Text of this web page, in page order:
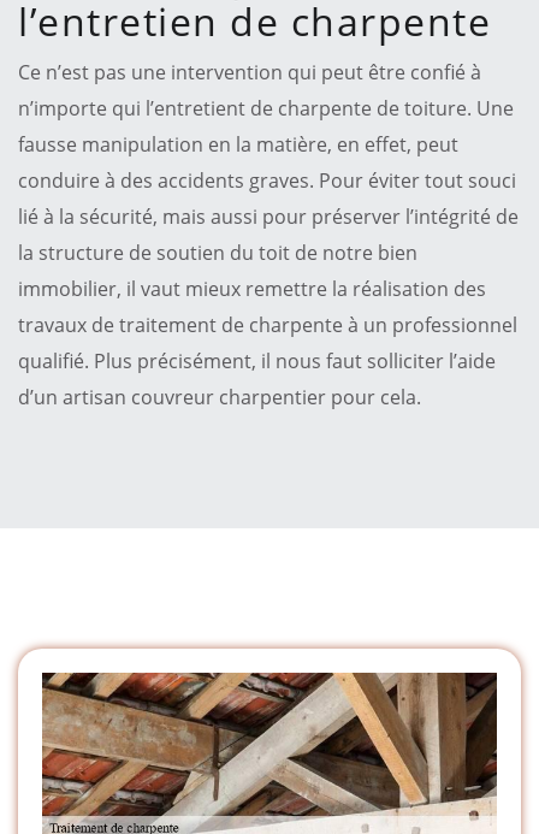
l’entretien de charpente
Ce n’est pas une intervention qui peut être confié à
n’importe qui l’entretient de charpente de toiture. Une
fausse manipulation en la matière, en effet, peut
conduire à des accidents graves. Pour éviter tout souci
lié à la sécurité, mais aussi pour préserver l’intégrité de
la structure de soutien du toit de notre bien
immobilier, il vaut mieux remettre la réalisation des
travaux de traitement de charpente à un professionnel
qualifié. Plus précisément, il nous faut solliciter l’aide
d’un artisan couvreur charpentier pour cela.